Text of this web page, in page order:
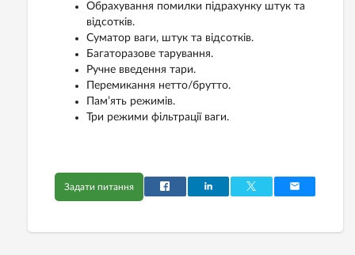
Обрахування помилки підрахунку штук та
відсотків.
Суматор ваги, штук та відсотків.
Багаторазове тарування.
Ручне введення тари.
Перемикання нетто/брутто.
Пам’ять режимів.
Три режими фільтрації ваги.
Задати питання